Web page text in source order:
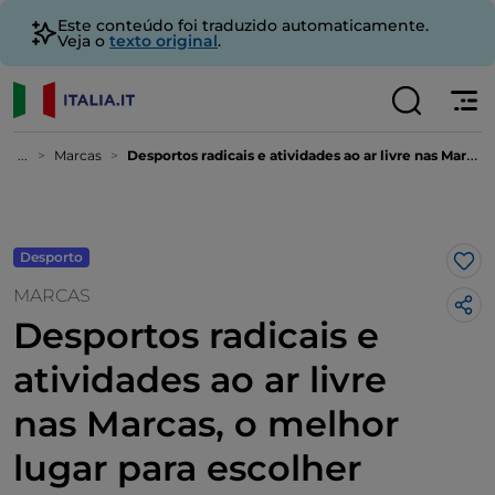
Este conteúdo foi traduzido automaticamente.
Veja o texto original.
... Marcas Desportos radicais e atividades ao ar livre nas Marcas, o melhor lugar para escolher trabalhar em setembro
Desporto
MARCAS
Desportos radicais e
atividades ao ar livre
nas Marcas, o melhor
lugar para escolher